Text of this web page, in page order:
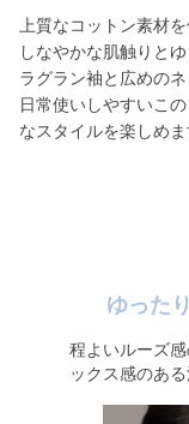
上質なコットン素材
しなやかな肌触りと
ラグラン袖と広めの
日常使いしやすいこ
なスタイルを楽しめま
ゆった
程よいルーズ
ックス感のあ